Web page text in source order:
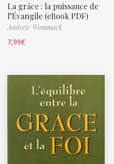
La grâce : la puissance de
l’Évangile (eBook PDF)
Andrew Wommack
7,99€